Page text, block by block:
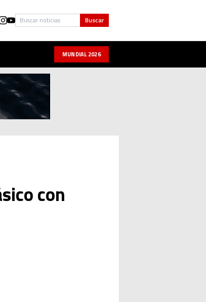
Buscar Buscar
MUNDIAL 2026
con